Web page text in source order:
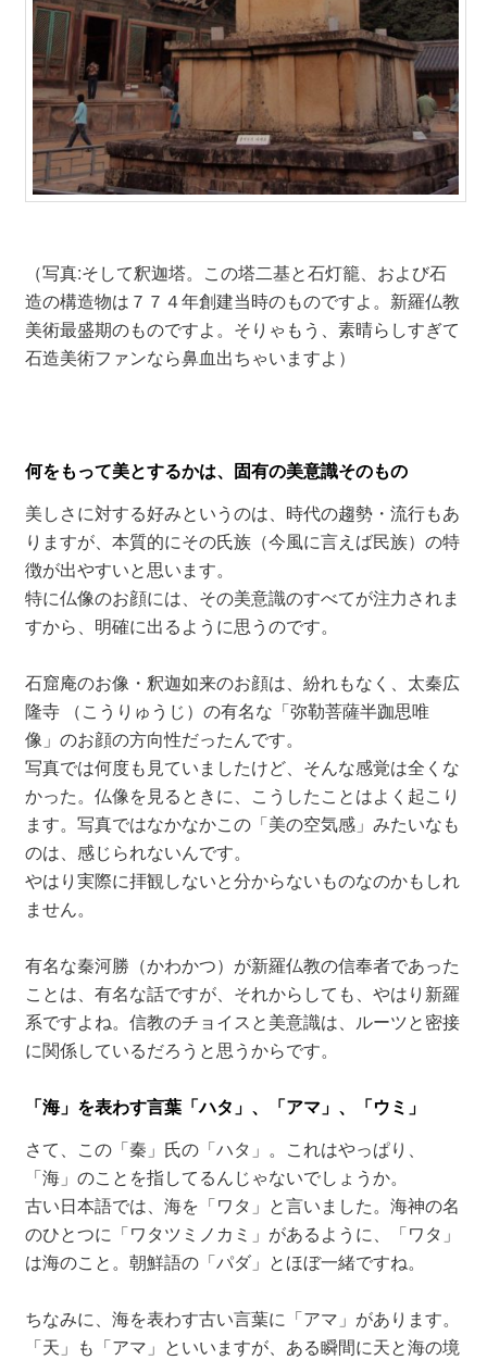
（写真:そして釈迦塔。この塔二基と石灯籠、および石
造の構造物は７７４年創建当時のものですよ。新羅仏教
美術最盛期のものですよ。そりゃもう、素晴らしすぎて
石造美術ファンなら鼻血出ちゃいますよ）
何をもって美とするかは、固有の美意識そのもの
美しさに対する好みというのは、時代の趨勢・流行もあ
りますが、本質的にその氏族（今風に言えば民族）の特
徴が出やすいと思います。
特に仏像のお顔には、その美意識のすべてが注力されま
すから、明確に出るように思うのです。
石窟庵のお像・釈迦如来のお顔は、紛れもなく、太秦広
隆寺 （こうりゅうじ）の有名な「弥勒菩薩半跏思唯
像」のお顔の方向性だったんです。
写真では何度も見ていましたけど、そんな感覚は全くな
かった。仏像を見るときに、こうしたことはよく起こり
ます。写真ではなかなかこの「美の空気感」みたいなも
のは、感じられないんです。
やはり実際に拝観しないと分からないものなのかもしれ
ません。
有名な秦河勝（かわかつ）が新羅仏教の信奉者であった
ことは、有名な話ですが、それからしても、やはり新羅
系ですよね。信教のチョイスと美意識は、ルーツと密接
に関係しているだろうと思うからです。
「海」を表わす言葉「ハタ」、「アマ」、「ウミ」
さて、この「秦」氏の「ハタ」。これはやっぱり、
「海」のことを指してるんじゃないでしょうか。
古い日本語では、海を「ワタ」と言いました。海神の名
のひとつに「ワタツミノカミ」があるように、「ワタ」
は海のこと。朝鮮語の「パダ」とほぼ一緒ですね。
ちなみに、海を表わす古い言葉に「アマ」があります。
「天」も「アマ」といいますが、ある瞬間に天と海の境